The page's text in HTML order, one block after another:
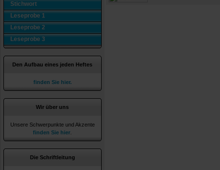
Stichwort
Leseprobe 1
Leseprobe 2
Leseprobe 3
Den Aufbau eines jeden Heftes
finden Sie hier.
Wir über uns
Unsere Schwerpunkte und Akzente
finden Sie hier
Die Schriftleitung